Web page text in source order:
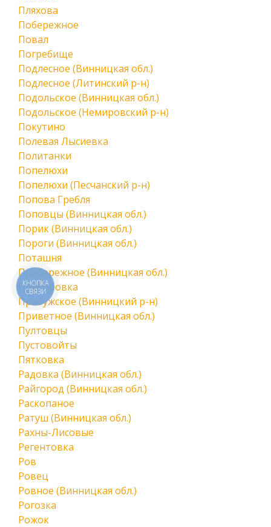
Пляхова
Побережное
Повал
Погребище
Подлесное (Винницкая обл.)
Подлесное (Литинский р-н)
Подольское (Винницкая обл.)
Подольское (Немировский р-н)
Покутино
Полевая Лысиевка
Политанки
Попелюхи
Попелюхи (Песчанский р-н)
Попова Гребля
Поповцы (Винницкая обл.)
Порик (Винницкая обл.)
Пороги (Винницкая обл.)
Поташня
Прибережное (Винницкая обл.)
Приборовка
Прибужское (Винницкий р-н)
Приветное (Винницкая обл.)
Пултовцы
Пустовойты
Пятковка
Радовка (Винницкая обл.)
Райгород (Винницкая обл.)
Раскопаное
Ратуш (Винницкая обл.)
Рахны-Лисовые
Регентовка
Ров
Ровец
Ровное (Винницкая обл.)
Рогозка
Рожок
КНОПКА
СВЯЗИ